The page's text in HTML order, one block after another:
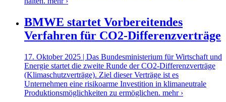
BMWE startet Vorbereitendes
Verfahren für CO2-Differenzverträge
17. Oktober 2025 | Das Bundesministerium für Wirtschaft und
Energie startet die zweite Runde der CO2-Differenzverträge
(Klimaschutzverträge). Ziel dieser Verträge ist es
Unternehmen eine risikoarme Investition in klimaneutrale
Produktionsmöglichkeiten zu ermöglichen. mehr ›